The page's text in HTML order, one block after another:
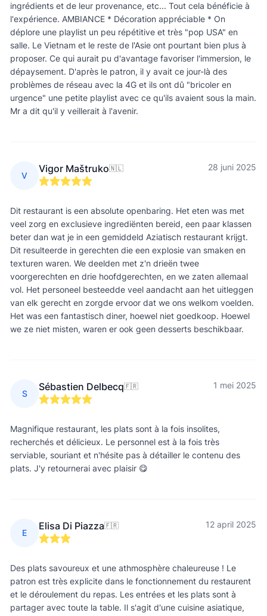
ingrédients et de leur provenance, etc... Tout cela bénéficie à
l'expérience. AMBIANCE * Décoration appréciable * On
déplore une playlist un peu répétitive et très "pop USA" en
salle. Le Vietnam et le reste de l'Asie ont pourtant bien plus à
proposer. Ce qui aurait pu d'avantage favoriser l'immersion, le
dépaysement. D'après le patron, il y avait ce jour-là des
problèmes de réseau avec la 4G et ils ont dû "bricoler en
urgence" une petite playlist avec ce qu'ils avaient sous la main.
Mr a dit qu'il y veillerait à l'avenir.
V
Vigor Maštruko🇳🇱 28 juni 2025
Dit restaurant is een absolute openbaring. Het eten was met
veel zorg en exclusieve ingrediënten bereid, een paar klassen
beter dan wat je in een gemiddeld Aziatisch restaurant krijgt.
Dit resulteerde in gerechten die een explosie van smaken en
texturen waren. We deelden met z'n drieën twee
voorgerechten en drie hoofdgerechten, en we zaten allemaal
vol. Het personeel besteedde veel aandacht aan het uitleggen
van elk gerecht en zorgde ervoor dat we ons welkom voelden.
Het was een fantastisch diner, hoewel niet goedkoop. Hoewel
we ze niet misten, waren er ook geen desserts beschikbaar.
S
Sébastien Delbecq🇫🇷 1 mei 2025
Magnifique restaurant, les plats sont à la fois insolites,
recherchés et délicieux. Le personnel est à la fois très
serviable, souriant et n'hésite pas à détailler le contenu des
plats. J'y retournerai avec plaisir 😋
E
Elisa Di Piazza🇫🇷 12 april 2025
Des plats savoureux et une athmosphère chaleureuse ! Le
patron est très explicite dans le fonctionnement du restaurent
et le déroulement du repas. Les entrées et les plats sont à
partager avec toute la table. Il s'agit d'une cuisine asiatique,